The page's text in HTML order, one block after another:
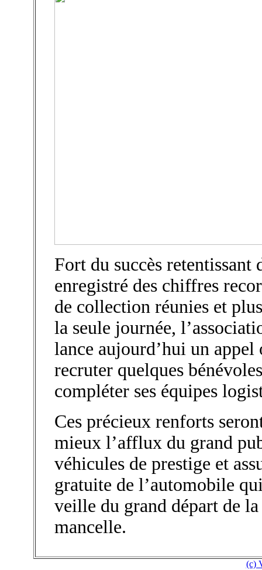
Fort du succès retentissant
enregistré des chiffres
de collection réunies et
la seule journée,
lance aujourd’hui un
recruter quelques
compléter ses équipes
Ces précieux renforts
mieux l’afflux du grand
véhicules de prestige et
gratuite de l’automobile
veille du grand départ de la
mancelle.
(c)